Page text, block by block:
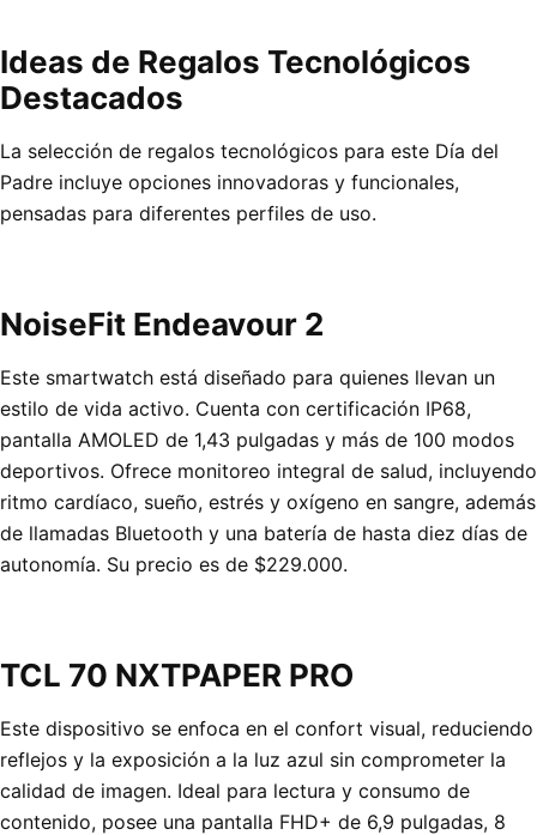
Ideas de Regalos Tecnológicos
Destacados
La selección de regalos tecnológicos para este Día del
Padre incluye opciones innovadoras y funcionales,
pensadas para diferentes perfiles de uso.
NoiseFit Endeavour 2
Este smartwatch está diseñado para quienes llevan un
estilo de vida activo. Cuenta con certificación IP68,
pantalla AMOLED de 1,43 pulgadas y más de 100 modos
deportivos. Ofrece monitoreo integral de salud, incluyendo
ritmo cardíaco, sueño, estrés y oxígeno en sangre, además
de llamadas Bluetooth y una batería de hasta diez días de
autonomía. Su precio es de $229.000.
TCL 70 NXTPAPER PRO
Este dispositivo se enfoca en el confort visual, reduciendo
reflejos y la exposición a la luz azul sin comprometer la
calidad de imagen. Ideal para lectura y consumo de
contenido, posee una pantalla FHD+ de 6,9 pulgadas, 8